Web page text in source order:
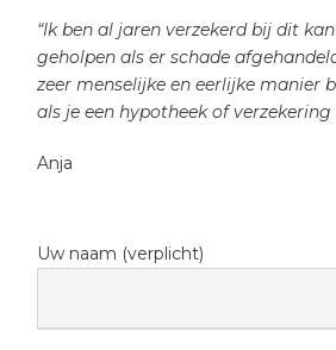
“Ik ben al jaren verzekerd bij dit
geholpen als er schade
zeer menselijke en eerlijke manier
als je een hypotheek of verzekering
Anja
Uw naam (verplicht)